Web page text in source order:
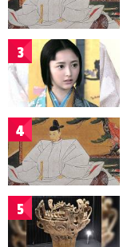
3
4
5